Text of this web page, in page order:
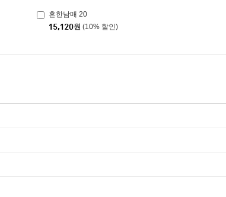
흔한남매 20
15,120원 (10% 할인)